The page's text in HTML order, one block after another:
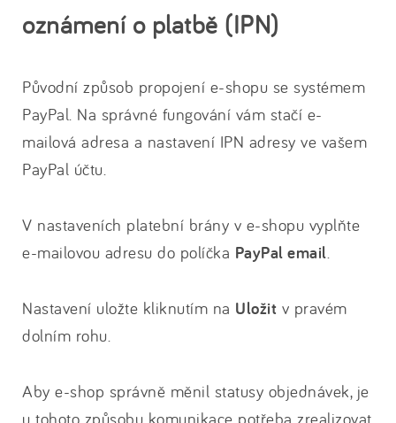
oznámení o platbě (IPN)
Původní způsob propojení e-shopu se systémem
PayPal. Na správné fungování vám stačí e-
mailová adresa a nastavení IPN adresy ve vašem
PayPal účtu.
V nastaveních platební brány v e-shopu vyplňte
e-mailovou adresu do políčka PayPal email.
Nastavení uložte kliknutím na Uložit v pravém
dolním rohu.
Aby e-shop správně měnil statusy objednávek, je